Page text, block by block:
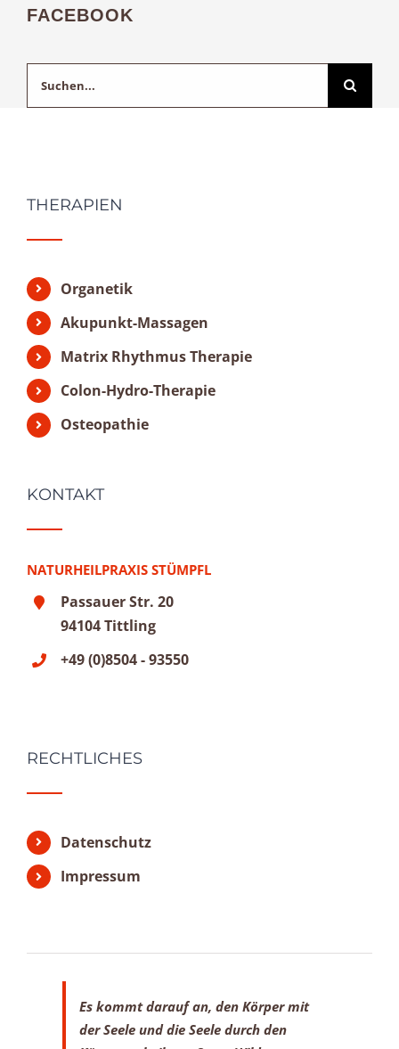
FACEBOOK
THERAPIEN
Organetik
Akupunkt-Massagen
Matrix Rhythmus Therapie
Colon-Hydro-Therapie
Osteopathie
KONTAKT
NATURHEILPRAXIS STÜMPFL
Passauer Str. 20
94104 Tittling
+49 (0)8504 - 93550
RECHTLICHES
Datenschutz
Impressum
Es kommt darauf an, den Körper mit
der Seele und die Seele durch den